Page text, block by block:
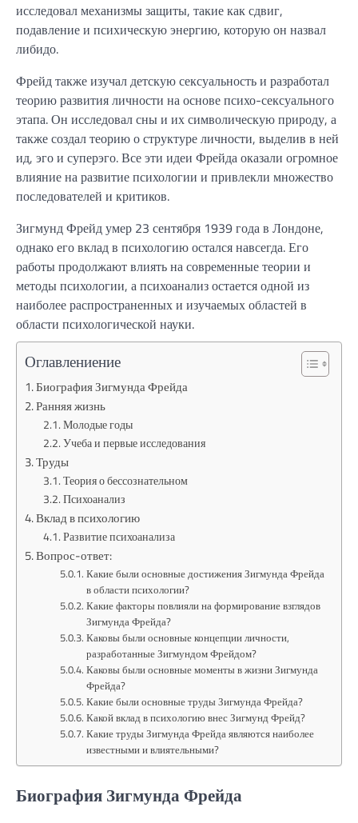
исследовал механизмы защиты, такие как сдвиг,
подавление и психическую энергию, которую он назвал
либидо.
Фрейд также изучал детскую сексуальность и разработал
теорию развития личности на основе психо-сексуального
этапа. Он исследовал сны и их символическую природу, а
также создал теорию о структуре личности, выделив в ней
ид, эго и суперэго. Все эти идеи Фрейда оказали огромное
влияние на развитие психологии и привлекли множество
последователей и критиков.
Зигмунд Фрейд умер 23 сентября 1939 года в Лондоне,
однако его вклад в психологию остался навсегда. Его
работы продолжают влиять на современные теории и
методы психологии, а психоанализ остается одной из
наиболее распространенных и изучаемых областей в
области психологической науки.
Оглавлениение
Биография Зигмунда Фрейда
Ранняя жизнь
Молодые годы
Учеба и первые исследования
Труды
Теория о бессознательном
Психоанализ
Вклад в психологию
Развитие психоанализа
Вопрос-ответ:
Какие были основные достижения Зигмунда Фрейда
в области психологии?
Какие факторы повлияли на формирование взглядов
Зигмунда Фрейда?
Каковы были основные концепции личности,
разработанные Зигмундом Фрейдом?
Каковы были основные моменты в жизни Зигмунда
Фрейда?
Какие были основные труды Зигмунда Фрейда?
Какой вклад в психологию внес Зигмунд Фрейд?
Какие труды Зигмунда Фрейда являются наиболее
известными и влиятельными?
Биография Зигмунда Фрейда